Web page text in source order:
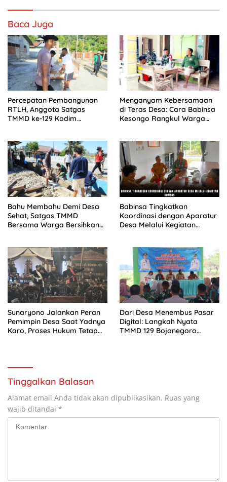
Baca Juga
Percepatan Pembangunan
RTLH, Anggota Satgas
TMMD ke-129 Kodim
Menganyam Kebersamaan
di Teras Desa: Cara Babinsa
Kesongo Rangkul Warga
Bahu Membahu Demi Desa
Sehat, Satgas TMMD
Bersama Warga Bersihkan
Babinsa Tingkatkan
Koordinasi dengan Aparatur
Desa Melalui Kegiatan
Sunaryono Jalankan Peran
Pemimpin Desa Saat Yadnya
Karo, Proses Hukum Tetap
Dari Desa Menembus Pasar
Digital: Langkah Nyata
TMMD 129 Bojonegoro
Tinggalkan Balasan
Alamat email Anda tidak akan dipublikasikan. Ruas yang
wajib ditandai *